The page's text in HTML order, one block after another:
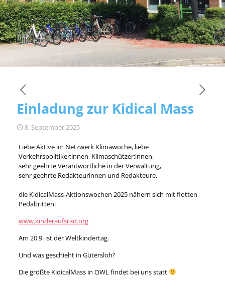
Einladung zur Kidical Mass
8. September 2025
Liebe Aktive im Netzwerk Klimawoche, liebe
Verkehrspolitiker:innen, Klimaschützer:innen,
sehr geehrte Verantwortliche in der Verwaltung,
sehr geehrte Redakteurinnen und Redakteure,
die KidicalMass-Aktionswochen 2025 nähern sich mit flotten
Pedaltritten:
www.kinderaufsrad.org
Am 20.9. ist der Weltkindertag.
Und was geschieht in Gütersloh?
Die größte KidicalMass in OWL findet bei uns statt